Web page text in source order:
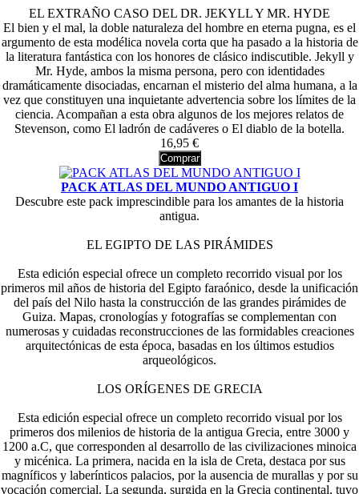
EL EXTRAÑO CASO DEL DR. JEKYLL Y MR. HYDE
El bien y el mal, la doble naturaleza del hombre en eterna pugna, es el
argumento de esta modélica novela corta que ha pasado a la historia de
la literatura fantástica con los honores de clásico indiscutible. Jekyll y
Mr. Hyde, ambos la misma persona, pero con identidades
dramáticamente disociadas, encarnan el misterio del alma humana, a la
vez que constituyen una inquietante advertencia sobre los límites de la
ciencia. Acompañan a esta obra algunos de los mejores relatos de
Stevenson, como El ladrón de cadáveres o El diablo de la botella.
16,95 €
Comprar
PACK ATLAS DEL MUNDO ANTIGUO I
Descubre este pack imprescindible para los amantes de la historia
antigua.
EL EGIPTO DE LAS PIRÁMIDES
Esta edición especial ofrece un completo recorrido visual por los
primeros mil años de historia del Egipto faraónico, desde la unificación
del país del Nilo hasta la construcción de las grandes pirámides de
Guiza. Mapas, cronologías y fotografías se complementan con
numerosas y cuidadas reconstrucciones de las formidables creaciones
arquitectónicas de esta época, basadas en los últimos estudios
arqueológicos.
LOS ORÍGENES DE GRECIA
Esta edición especial ofrece un completo recorrido visual por los
primeros dos milenios de historia de la antigua Grecia, entre 3000 y
1200 a.C, que corresponden al desarrollo de las civilizaciones minoica
y micénica. La primera, nacida en la isla de Creta, destaca por sus
magníficos y laberínticos palacios, por la ausencia de murallas y por su
vocación comercial. La segunda, surgida en la Grecia continental, tuvo